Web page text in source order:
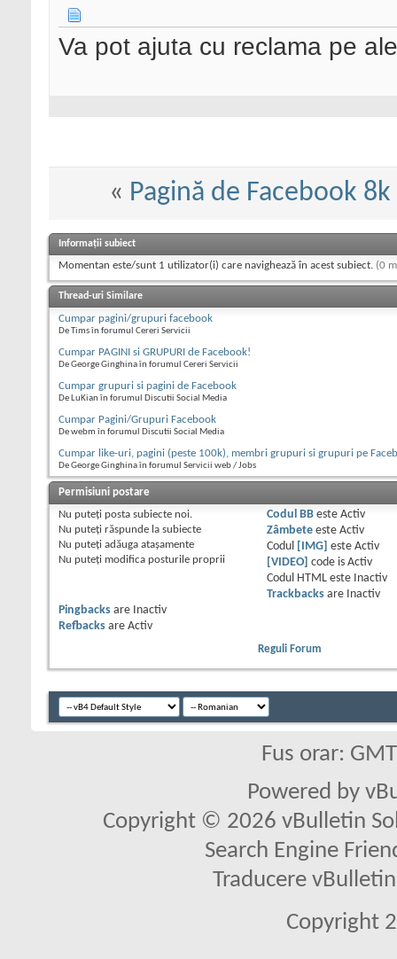
Va pot ajuta cu reclama pe
« Pagină de Facebook
Informații subiect
Momentan este/sunt 1 utilizator(i) care navighează în acest subiect. (0
Thread-uri Similare
Cumpar pagini/grupuri facebook
De Tims în forumul Cereri Servicii
Cumpar PAGINI si GRUPURI de Facebook!
De George Ginghina în forumul Cereri Servicii
Cumpar grupuri si pagini de Facebook
De LuKian în forumul Discutii Social Media
Cumpar Pagini/Grupuri Facebook
De webm în forumul Discutii Social Media
Cumpar like-uri, pagini (peste 100k), membri grupuri si grupuri pe
De George Ginghina în forumul Servicii web / Jobs
Permisiuni postare
Nu puteţi posta subiecte noi.
Nu puteţi răspunde la subiecte
Nu puteţi adăuga ataşamente
Nu puteţi modifica posturile proprii
Codul BBeste Activ
Zâmbeteeste Activ
Codul
[IMG] este Activ
[VIDEO]
code is Activ
Codul HTML este
Inactiv
Trackbacksare
Inactiv
Pingbacks are
Inactiv
Refbacks are Activ
Reguli Forum
Fus orar:
Powered by
Copyright © 2026 vBulletin
Search Engine
Traducere
Copyright